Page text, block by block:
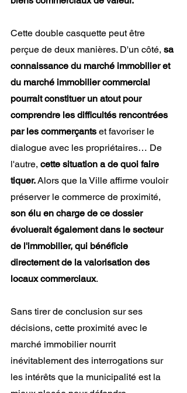
Cette double casquette peut être
perçue de deux manières. D'un côté, sa
connaissance du marché immobilier et
du marché immobilier commercial
pourrait constituer un atout pour
comprendre les difficultés rencontrées
par les commerçants et favoriser le
dialogue avec les propriétaires… De
l'autre, cette situation a de quoi faire
tiquer. Alors que la Ville affirme vouloir
préserver le commerce de proximité,
son élu en charge de ce dossier
évoluerait également dans le secteur
de l'immobilier, qui bénéficie
directement de la valorisation des
locaux commerciaux.
Sans tirer de conclusion sur ses
décisions, cette proximité avec le
marché immobilier nourrit
inévitablement des interrogations sur
les intérêts que la municipalité est la